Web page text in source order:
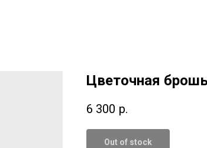
Цветочная
6 300 р.
Out of stock